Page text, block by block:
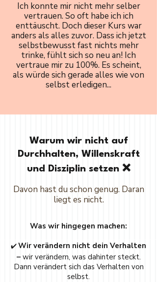
Ich konnte mir nicht mehr selber
vertrauen. So oft habe ich ich
enttäuscht. Doch dieser Kurs war
anders als alles zuvor. Dass ich jetzt
selbstbewusst fast nichts mehr
trinke, fühlt sich so neu an! Ich
vertraue mir zu 100%. Es scheint,
als würde sich gerade alles wie von
selbst erledigen...
Warum wir nicht auf
Durchhalten, Willenskraft
und Disziplin setzen ❌
Davon hast du schon genug. Daran
liegt es nicht.
Was wir hingegen machen:
✔️Wir verändern nicht dein Verhalten
– wir verändern, was dahinter steckt.
Dann verändert sich das Verhalten von
selbst.